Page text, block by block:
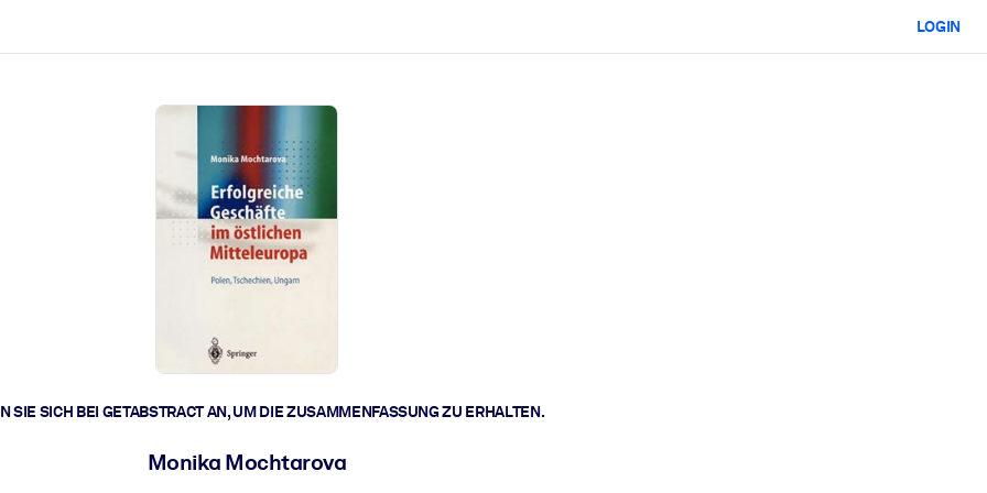
LOGIN
SIE SICH BEI GETABSTRACT AN, UM DIE ZUSAMMENFASSUNG ZU ERHALTEN.
Monika Mochtarova